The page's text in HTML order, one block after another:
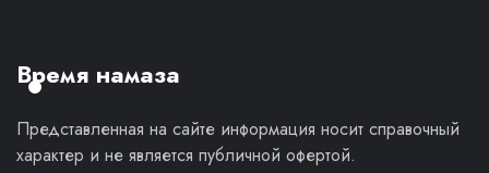
мнение.
Время намаза
Представленная на сайте информация носит справочный
характер и не является публичной офертой.